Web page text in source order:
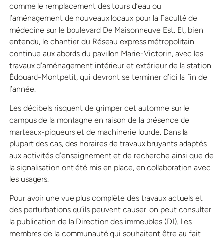
comme le remplacement des tours d’eau ou
l’aménagement de nouveaux locaux pour la Faculté de
médecine sur le boulevard De Maisonneuve Est. Et, bien
entendu, le chantier du Réseau express métropolitain
continue aux abords du pavillon Marie-Victorin, avec les
travaux d’aménagement intérieur et extérieur de la station
Édouard-Montpetit, qui devront se terminer d’ici la fin de
l’année.
Les décibels risquent de grimper cet automne sur le
campus de la montagne en raison de la présence de
marteaux-piqueurs et de machinerie lourde. Dans la
plupart des cas, des horaires de travaux bruyants adaptés
aux activités d’enseignement et de recherche ainsi que de
la signalisation ont été mis en place, en collaboration avec
les usagers.
Pour avoir une vue plus complète des travaux actuels et
des perturbations qu’ils peuvent causer, on peut consulter
la publication de la Direction des immeubles (DI). Les
membres de la communauté qui souhaitent être au fait